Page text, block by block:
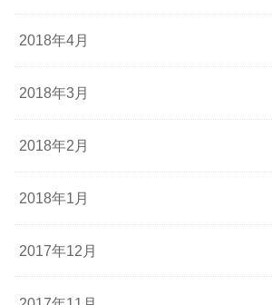
2018年4月
2018年3月
2018年2月
2018年1月
2017年12月